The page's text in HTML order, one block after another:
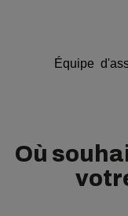
Équipe
Où